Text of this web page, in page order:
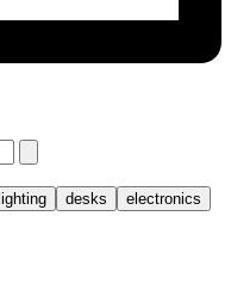
lighting desks electronics